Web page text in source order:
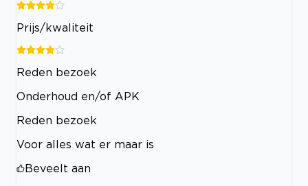
Prijs/kwaliteit
Reden bezoek
Onderhoud en/of APK
Reden bezoek
Voor alles wat er maar is
Beveelt aan